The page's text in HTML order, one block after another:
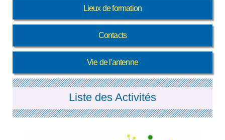
Lieux de formation
Contacts
Vie de l'antenne
Liste des Activités